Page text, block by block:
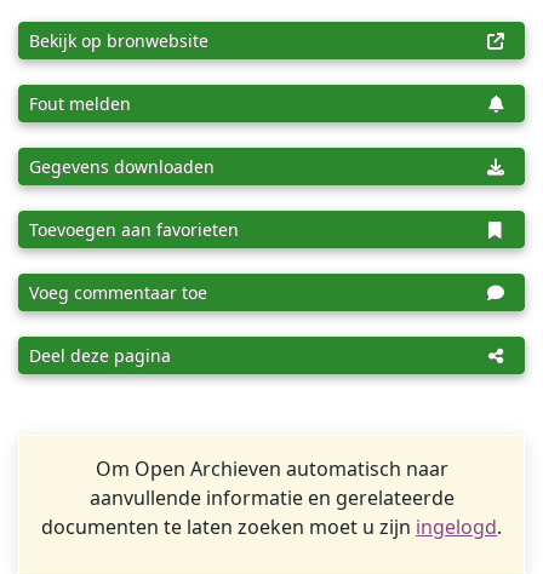
Bekijk op bronwebsite
Fout melden
Gegevens downloaden
Toevoegen aan favorieten
Voeg commentaar toe
Deel deze pagina
Om Open Archieven automatisch naar
aanvullende informatie en gerelateerde
documenten te laten zoeken moet u zijn ingelogd.